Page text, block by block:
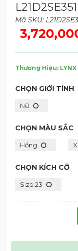
Mã SKU:
Thương Hiệu: LYNX
CHỌN GIỚI TÍNH
Nữ
CHỌN MÀU SẮC
Hồng
CHỌN KÍCH CỠ
Size 23